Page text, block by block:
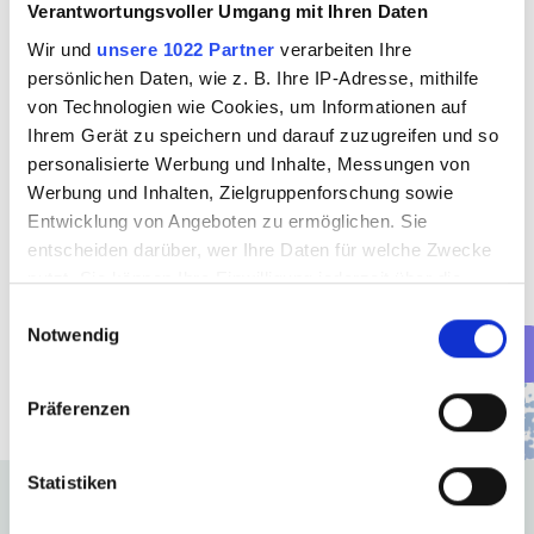
Verantwortungsvoller Umgang mit Ihren Daten
Wir und unsere 1022 Partner verarbeiten Ihre
persönlichen Daten, wie z. B. Ihre IP-Adresse, mithilfe
von Technologien wie Cookies, um Informationen auf
Ihrem Gerät zu speichern und darauf zuzugreifen und so
personalisierte Werbung und Inhalte, Messungen von
Werbung und Inhalten, Zielgruppenforschung sowie
Entwicklung von Angeboten zu ermöglichen. Sie
entscheiden darüber, wer Ihre Daten für welche Zwecke
nutzt. Sie können Ihre Einwilligung jederzeit über die
Trigger Symbol ändern oder widerrufen
Informationen über Ihre geografische Lage
können
Notwendig
Präferenzen
Statistiken
Universitätsklinikum Düsseldorf und der Caritas-
Absolventen mit Abitur können sich außerdem für den
akademischen Weg entscheiden und ein Studium
beginnen. Abseits der Möglichkeit eines klassischen
Medizinstudiums bieten sich hier Studiengänge wie
Pflegemanagement, Pflegewissenschaft und
Pflegepädagogik an.